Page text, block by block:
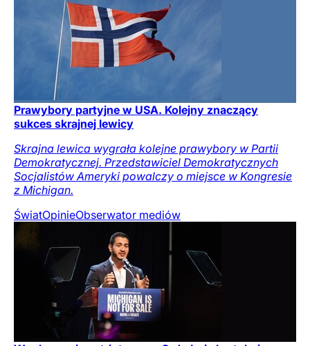
Prawybory partyjne w USA. Kolejny znaczący
sukces skrajnej lewicy
Skrajna lewica wygrała kolejne prawybory w Partii
Demokratycznej. Przedstawiciel Demokratycznych
Socjalistów Ameryki powalczy o miejsce w Kongresie
z Michigan.
ŚwiatOpinieObserwator mediów